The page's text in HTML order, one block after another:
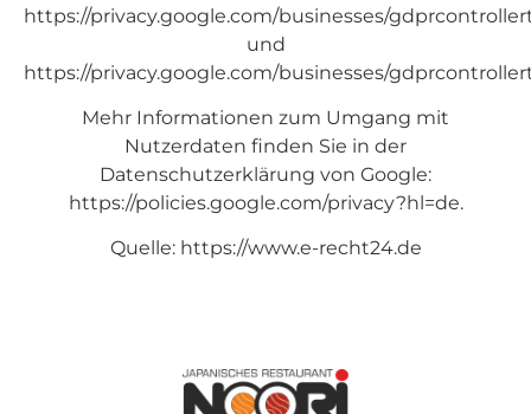
https://privacy.google.com/businesses/
und
https://privacy.google.com/businesses/
Mehr Informationen zum Umgang mit
Nutzerdaten finden Sie in der
Datenschutzerklärung von Google:
https://policies.google.com/privacy?hl=de.
Quelle: https://www.e-recht24.de